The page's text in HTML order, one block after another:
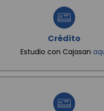
Crédito
Estudio con Cajasan